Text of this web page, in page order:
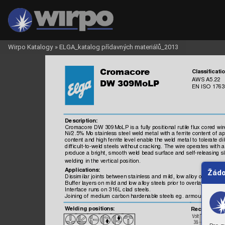


Classificatio
AWS A5.22
EN ISO 1 7
Description:
Cromacore DW 309MoLP is a fully positional rutile flux cored
Ni/2.5% Mo stainless steel weld metal with a ferrite content of
content and high ferrite level enable the weld metal to tolerate dil
difficult-to-weld steels without crac king. The wire operates with
produce a bright, smooth weld bead surface and self-releasing
welding in the vertical position.
Appl ications:
Dissim ilar joints between stainless and m ild, low alloy or m
Buffer layers on m ild and low alloy steels prior to overlaying with
Interface runs on 316L clad steels
Joining of medium carbon hardenable steels eg. armour plat
Welding positions:

Wirpo Katalogy » ELGA_katalog přídavných materiálů_2013